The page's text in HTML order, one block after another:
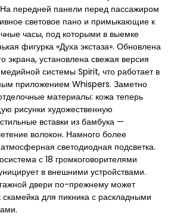
передней панели перед пассажиром
световое пано и примыкающие к
часы, под которыми в выемке
фигурка «Духа экстаза». Обновлена
экрана, установлена свежая версия
системы Spirit, что работает в
приложением Whispers. Заметно
материалы: кожа теперь
рисунки художественную
вставки из бамбука —
волокон. Намного более
светодиодная подсветка.
с 18 громкоговорителями
в внешними устройствами.
двери по-прежнему может
скамейка для пикника с раскладными